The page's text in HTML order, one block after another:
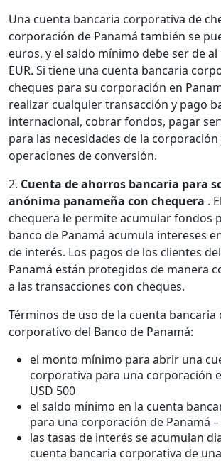
Una cuenta bancaria corporativa de
corporación de Panamá también se
euros, y el saldo mínimo debe ser de al
EUR. Si tiene una cuenta bancaria
cheques para su corporación en
realizar cualquier transacción y pago
internacional, cobrar fondos, pagar
para las necesidades de la
operaciones de conversión.
2. Cuenta de ahorros bancaria para
anónima panameña con chequera .
chequera le permite acumular fondos
banco de Panamá acumula intereses
de interés. Los pagos de los clientes
Panamá están protegidos de manera
a las transacciones con cheques.
Términos de uso de la cuenta bancaria
corporativo del Banco de Panamá:
el monto mínimo para abrir una
corporativa para una corporación
USD 500
el saldo mínimo en la cuenta
para una corporación de Panamá –
las tasas de interés se acumulan
cuenta bancaria corporativa de